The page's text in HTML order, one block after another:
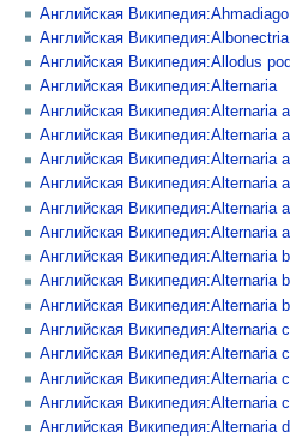
Английская Википедия:Ahmadiago
Английская
Английская Википедия:Allodus
Английская Википедия:Alternaria
Английская Википедия:Alternaria
Английская Википедия:Alternaria
Английская Википедия:Alternaria
Английская Википедия:Alternaria
Английская Википедия:Alternaria
Английская Википедия:Alternaria
Английская Википедия:Alternaria
Английская Википедия:Alternaria
Английская Википедия:Alternaria
Английская Википедия:Alternaria
Английская Википедия:Alternaria
Английская Википедия:Alternaria
Английская Википедия:Alternaria
Английская Википедия:Alternaria